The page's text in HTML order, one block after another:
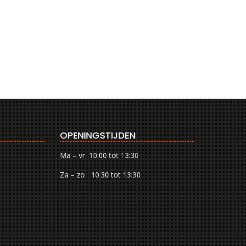
OPENINGSTIJDEN
Ma – vr 10:00 tot 13:30
Za – zo 10:30 tot 13:30